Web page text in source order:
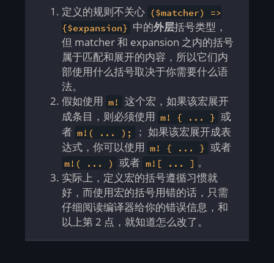
定义的规则不关心 ($matcher) =>
{$expansion} 中的外层括号类型，
但 matcher 和 expansion 之内的括号
属于匹配和展开的内容，所以它们内
部使用什么括号取决于你需要什么语
法。
假如使用 m!
这个宏，如果该宏展开
成条目，则必须使用 m! { ... } 或
者 m!( ... );
； 如果该宏展开成表
达式，你可以使用 m! { ... } 或者
m!( ... ) 或者 m![ ... ] 。
实际上，定义宏的括号遵循习惯就
好，而使用宏的括号用错的话，只需
仔细阅读编译器给你的错误信息，和
以上第 2 点，就知道怎么改了。